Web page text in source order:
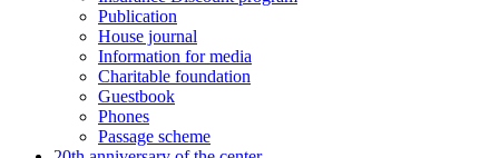
Publication
House journal
Information for media
Charitable foundation
Guestbook
Phones
Passage scheme